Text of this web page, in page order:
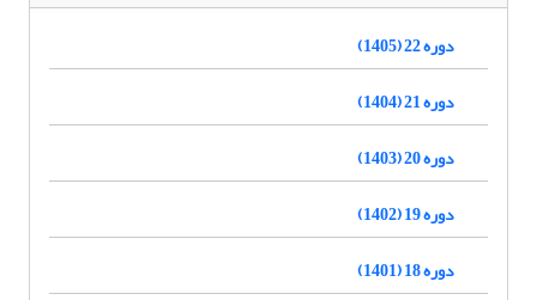
دوره 22 (1405)
دوره 21 (1404)
دوره 20 (1403)
دوره 19 (1402)
دوره 18 (1401)